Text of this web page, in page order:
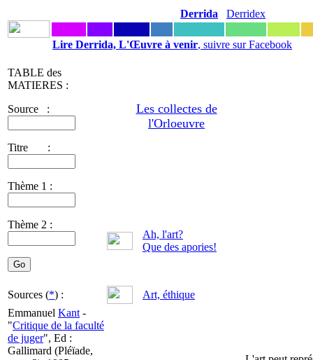
Derrida Derridex
Lire Derrida, L'Œuvre à venir, suivre sur Facebook
TABLE des
MATIERES :
Source :
Titre :
Thème 1 :
Thème 2 :
Les collectes de
l'Orloeuvre
Ah, l'art?
Que des apories!
Sources (*) :
Art, éthique
Emmanuel Kant -
"Critique de la faculté
de juger", Ed :
Gallimard (Pléïade,